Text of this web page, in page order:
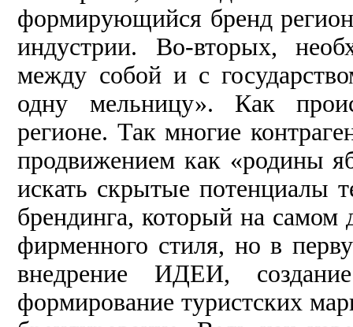
формирующийся бренд
индустрии. Во-вторых,
между собой и с
одну мельницу». Как
регионе. Так многие
продвижением как «родины
искать скрытые потенциалы
брендинга, который на самом
фирменного стиля, но в
внедрение ИДЕИ,
формирование туристских